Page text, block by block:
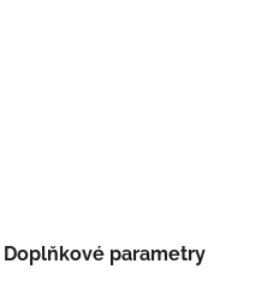
Doplňkové parametry